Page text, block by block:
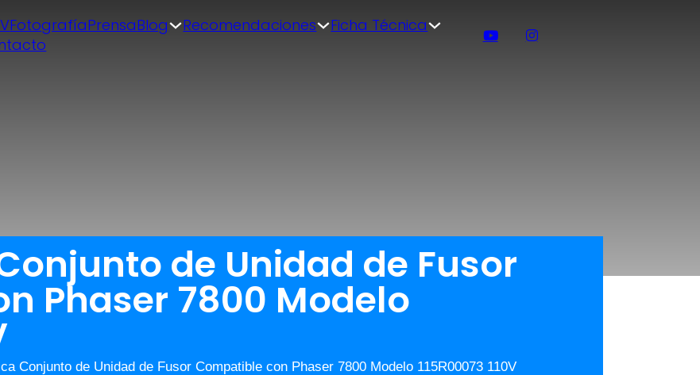
FotografíaPrensaBlog Recomendaciones
Ficha Técnica
de Unidad de Fusor
Phaser 7800 Modelo
Conjunto de Unidad de Fusor Compatible con Phaser 7800 Modelo 115R00073 110V